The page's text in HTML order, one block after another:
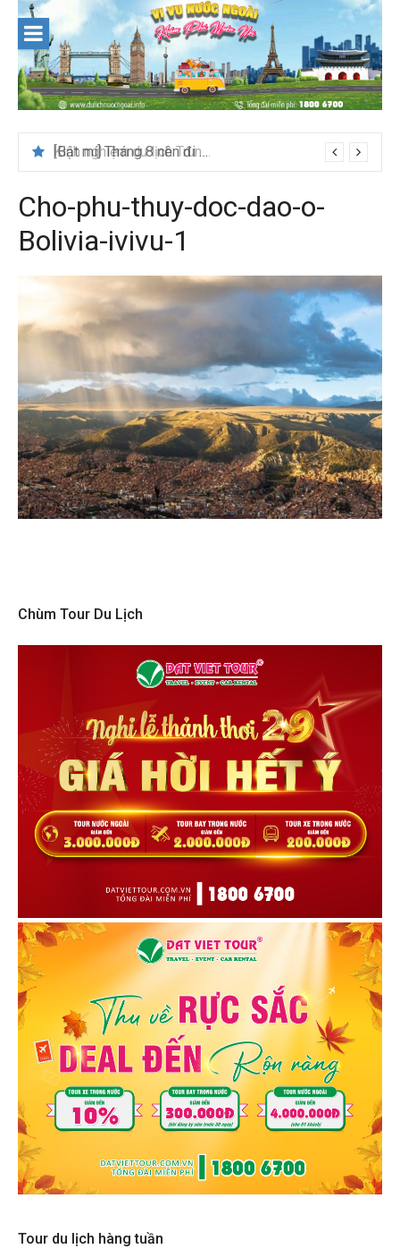
content
Kinh nghiệm du lịch Trung Á lần đầu cho khách Việt
Cho-phu-thuy-doc-dao-o-
Bolivia-ivivu-1
Chùm Tour Du Lịch
Tour du lịch hàng tuần